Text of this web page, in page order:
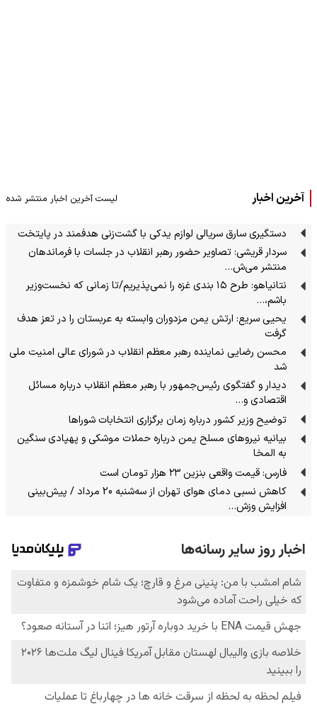
آخرین اخبار لیست آخرین اخبار منتشر شده
دستگیری سارق سریالی لوازم یدکی با گشت‌زنی هدفمند در پایتخت
سردار قریشی: تصاویر حضور رهبر انقلاب در جلسات با فرماندهان
منتشر می‌ش…
نتانیاهو: طرح ۱۵ بندی غزه را نمی‌پذیریم/تا زمانی که نخست‌وزیر
باشم،…
یحیی سریع: ارتش یمن مزدوران وابسته به عربستان را در تعز هدف
گرفت
محسن رضایی نماینده رهبر معظم انقلاب در شورای عالی امنیت ملی
شد
دیدار و گفتگوی رئیس‌جمهور با رهبر معظم انقلاب درباره مسائل
اقتصادی و…
توضیح وزیر کشور درباره زمان برگزاری انتخابات شوراها
بیانیه نیروهای مسلح یمن درباره حملات موشکی و پهپادی سنگین
به المخا
فارس: قیمت واقعی بنزین ۲۳ هزار تومان است
کاهش نسبی دمای هوای تهران از سه‌شنبه 20 مرداد / پیش‌بینی
افزایش وزش…